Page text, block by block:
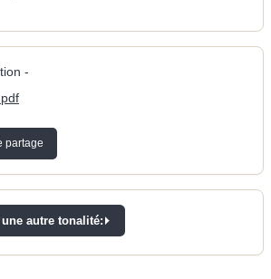
-
partage
autre tonalité: